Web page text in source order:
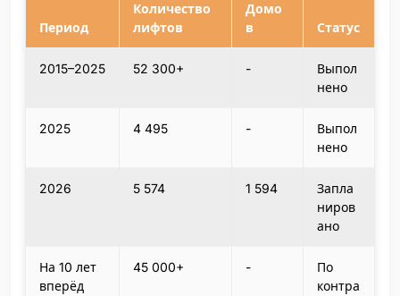
Период
Количество
лифтов
Домо
в
Статус
2015–2025 52 300+ -
Выпол
нено
2025 4 495 -
Выпол
нено
2026 5 574 1 594
Запла
ниров
ано
На 10 лет
вперёд
45 000+ -
По
контра